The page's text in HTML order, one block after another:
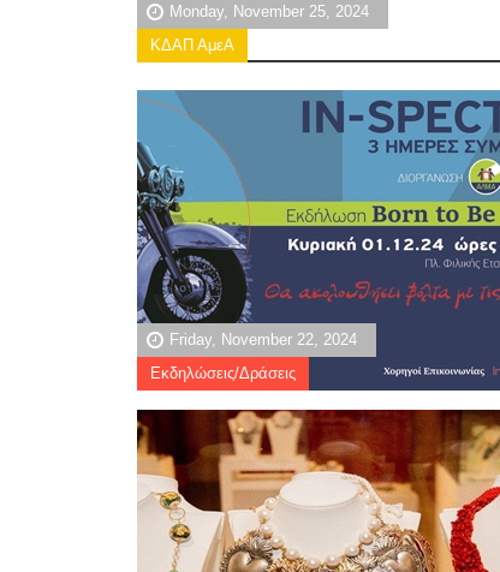
Monday, November 25, 2024
ΚΔΑΠ ΑμεΑ
Friday, November 22, 2024
Εκδηλώσεις/Δράσεις